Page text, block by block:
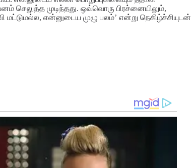
முடிந்தது. ஒவ்வொரு பிரச்னையிலும்,
என்னுடைய முழு பலம்’ என்று நெகிழ்ச்சியுடன்